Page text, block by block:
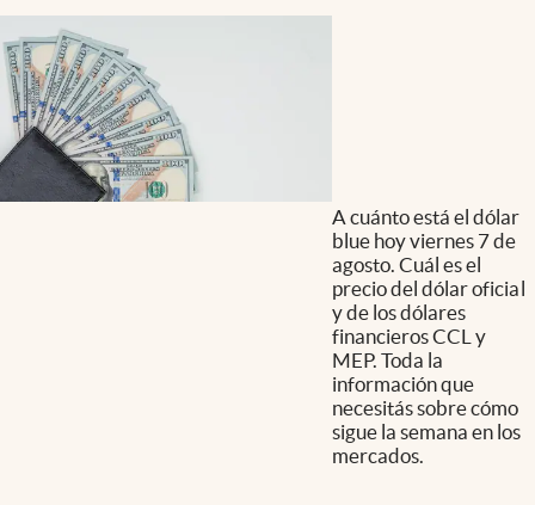
A cuánto está el dólar
blue hoy viernes 7 de
agosto. Cuál es el
precio del dólar oficial
y de los dólares
financieros CCL y
MEP. Toda la
información que
necesitás sobre cómo
sigue la semana en los
mercados.